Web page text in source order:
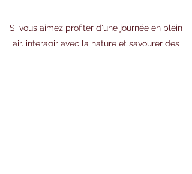
Si vous aimez profiter d'une journée en plein
air, interagir avec la nature et savourer des